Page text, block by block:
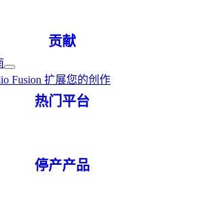
贡献
Fusion 扩展您的创作
热门平台
停产产品